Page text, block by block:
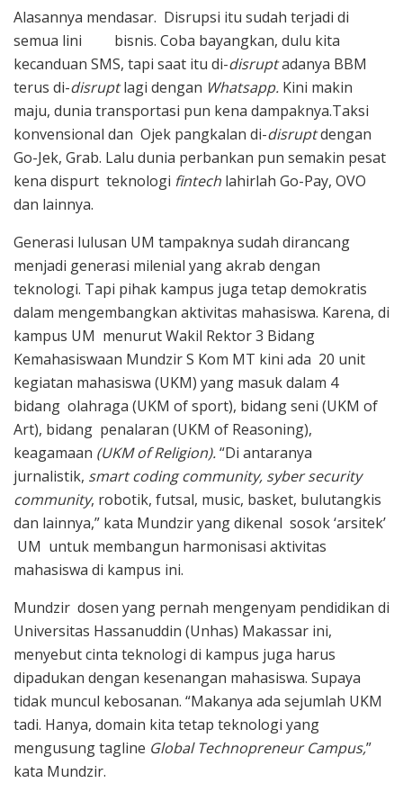
Alasannya mendasar. Disrupsi itu sudah terjadi di
semua lini bisnis. Coba bayangkan, dulu kita
kecanduan SMS, tapi saat itu di-disruptadanya BBM
terus di-disruptlagi dengan Whatsapp. Kini makin
maju, dunia transportasi pun kena dampaknya.Taksi
konvensional dan Ojek pangkalan di-disruptdengan
Go-Jek, Grab. Lalu dunia perbankan pun semakin pesat
kena dispurt teknologi fintech lahirlah Go-Pay, OVO
dan lainnya.
Generasi lulusan UM tampaknya sudah dirancang
menjadi generasi milenial yang akrab dengan
teknologi. Tapi pihak kampus juga tetap demokratis
dalam mengembangkan aktivitas mahasiswa. Karena, di
kampus UM menurut Wakil Rektor 3 Bidang
Kemahasiswaan Mundzir S Kom MT kini ada 20 unit
kegiatan mahasiswa (UKM) yang masuk dalam 4
bidang olahraga (UKM of sport), bidang seni (UKM of
Art), bidang penalaran (UKM of Reasoning),
keagamaan (UKM of Religion).“Di antaranya
jurnalistik, smart coding community, syber security
community, robotik, futsal, music, basket, bulutangkis
dan lainnya,” kata Mundzir yang dikenal sosok ‘arsitek’
UM untuk membangun harmonisasi aktivitas
mahasiswa di kampus ini.
Mundzir dosen yang pernah mengenyam pendidikan di
Universitas Hassanuddin (Unhas) Makassar ini,
menyebut cinta teknologi di kampus juga harus
dipadukan dengan kesenangan mahasiswa. Supaya
tidak muncul kebosanan. “Makanya ada sejumlah UKM
tadi. Hanya, domain kita tetap teknologi yang
mengusung tagline Global Technopreneur Campus,”
kata Mundzir.